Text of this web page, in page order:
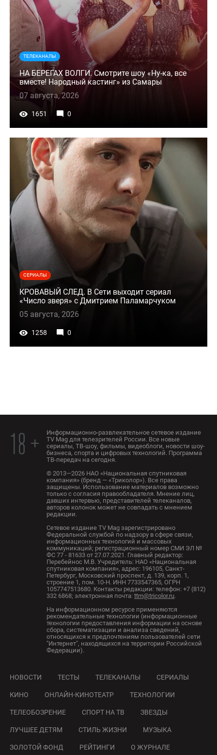
ТЕЛЕКАНАЛЫ
НА БЕРЕГАХ ВОЛГИ. Смотрите шоу «Ну-ка, все
вместе! Народный кастинг» из Самары
07 августа, 2026
1651 0
СЕРИАЛЫ
КРОВАВЫЙ СЛЕД. В Сети выходит сериал
«Число зверя» с Дмитрием Паламарчуком
05 августа, 2026
1258 0
18 +
Информационно-развлекательное сетевое издание
TV Mag для телезрителей России. Все новые
сериалы, ТВ-шоу, фильмы, видеоблоги, новости шоу-
бизнеса, спорта и цифровых технологий. Программа
ТВ-передач на сегодня.
© 2013—2026 НАО «Национальная спутниковая
компания» (бренд — «Триколор»). Все права
защищены. Использование материалов возможно
только с согласия правообладателя. Мнение лиц,
давших интервью, представителей телеканалов,
авторов колонок может не совпадать с мнением
редакции.
Сетевое издание TV Mag зарегистрировано
Федеральной службой по надзору в сфере связи,
информационных технологий и массовых
коммуникаций; регистрационный номер СМИ ЭЛ №
ФС 77 - 81633 от 27.07.2021. Главный редактор:
Перебейнос М.В. Учредитель: НАО «Национальная
спутниковая компания», адрес: 196105, Санкт-
Петербург, Московский проспект, д. 139, корп. 1,
строение 1, пом. 10-Н. ИНН 7733547365, ОГРН
1057747513680. Контакты редакции: телефон: +7 (812)
332 6868; электронная почта: ttm@tricolor.ru.
На информационном ресурсе применяются
рекомендательные технологии (информационные
технологии предоставления информации на основе
сбора, систематизации и анализа сведений,
относящихся к предпочтениям пользователей сети
"Интернет", находящихся на территории Российской
Федерации).
НОВОСТИ ТЕСТЫ ТЕЛЕКАНАЛЫ СЕРИАЛЫ
КИНО ОНЛАЙН-КИНОТЕАТР ТЕХНОЛОГИИ
ТЕЛЕОБОЗРЕНИЕ СПОРТ НА ТВ ЗВЕЗДЫ
ЛУЧШЕЕ ДЕТЯМ СТИЛЬ ЖИЗНИ МУЗЫКА
ЗОЛОТОЙ ФОНД РЕЙТИНГИ О ЖУРНАЛЕ